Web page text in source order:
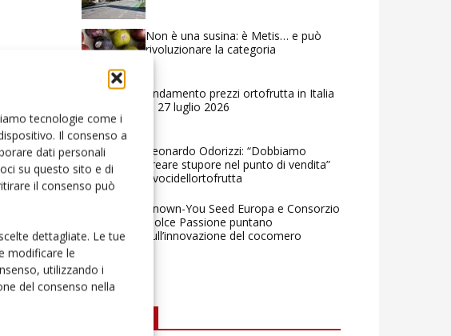
tecnologie come i
Il consenso a
dati personali
su questo sito e di
il consenso può
dettagliate. Le tue
modificare le
utilizzando i
del consenso nella
Non è una susina: è Metis… e può
rivoluzionare la categoria
Andamento prezzi ortofrutta in Italia
al 27 luglio 2026
Leonardo Odorizzi: “Dobbiamo
creare stupore nel punto di vendita”
#vocidellortofrutta
Known-You Seed Europa e Consorzio
Dolce Passione puntano
sull’innovazione del cocomero